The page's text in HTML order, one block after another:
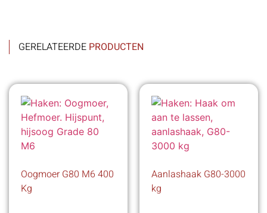
GERELATEERDE PRODUCTEN
Oogmoer G80 M6 400
Kg
Aanlashaak G80-3000
kg